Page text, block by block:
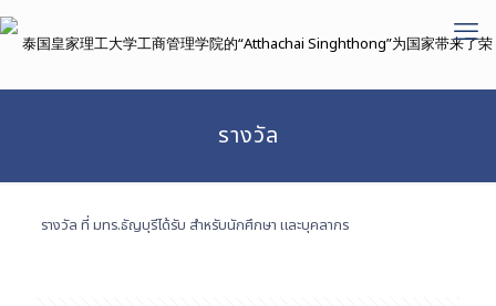
รางวัล
รางวัล ที่ มทร.ธัญบุรีได้รับ สำหรับนักศึกษา และบุคลากร